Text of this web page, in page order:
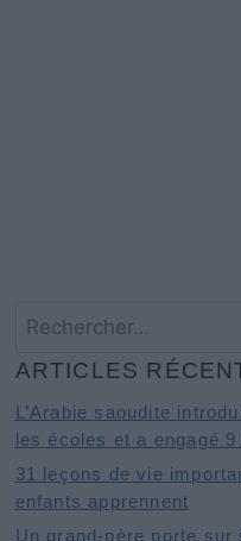
ARTICLES
L’Arabie saoudite
les écoles et a engagé
31 leçons de vie
enfants apprennent
Un grand-père porte